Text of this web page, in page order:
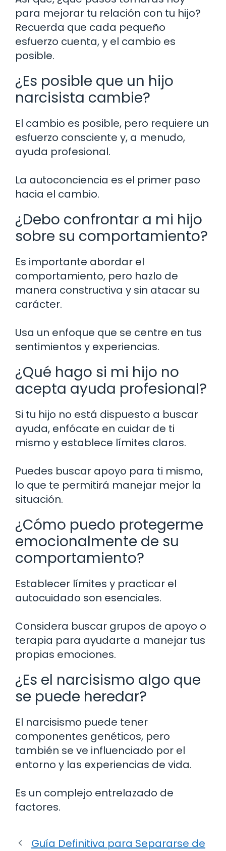
para mejorar tu relación con tu hijo?
Recuerda que cada pequeño
esfuerzo cuenta, y el cambio es
posible.
¿Es posible que un hijo
narcisista cambie?
El cambio es posible, pero requiere un
esfuerzo consciente y, a menudo,
ayuda profesional.
La autoconciencia es el primer paso
hacia el cambio.
¿Debo confrontar a mi hijo
sobre su comportamiento?
Es importante abordar el
comportamiento, pero hazlo de
manera constructiva y sin atacar su
carácter.
Usa un enfoque que se centre en tus
sentimientos y experiencias.
¿Qué hago si mi hijo no
acepta ayuda profesional?
Si tu hijo no está dispuesto a buscar
ayuda, enfócate en cuidar de ti
mismo y establece límites claros.
Puedes buscar apoyo para ti mismo,
lo que te permitirá manejar mejor la
situación.
¿Cómo puedo protegerme
emocionalmente de su
comportamiento?
Establecer límites y practicar el
autocuidado son esenciales.
Considera buscar grupos de apoyo o
terapia para ayudarte a manejar tus
propias emociones.
¿Es el narcisismo algo que
se puede heredar?
El narcisismo puede tener
componentes genéticos, pero
también se ve influenciado por el
entorno y las experiencias de vida.
Es un complejo entrelazado de
factores.
Guía Definitiva para Separarse de